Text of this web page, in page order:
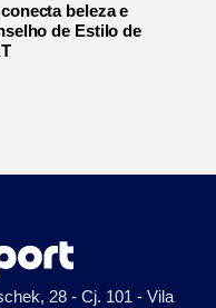
beleza e
de Estilo de
28 - Cj. 101 - Vila